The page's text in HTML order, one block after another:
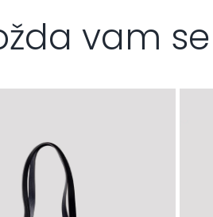
vam